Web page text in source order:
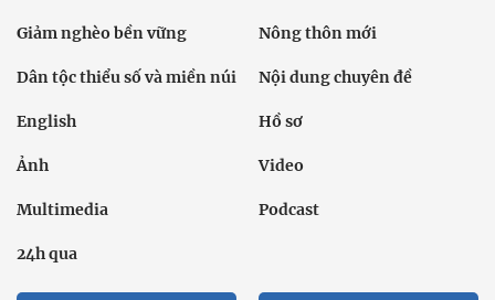
Giảm nghèo bền vững Nông thôn mới
Dân tộc thiểu số và miền núi Nội dung chuyên đề
English Hồ sơ
Ảnh Video
Multimedia Podcast
24h qua